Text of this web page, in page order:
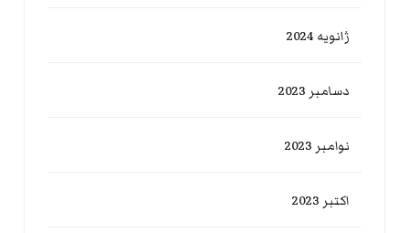
ژانویه 2024
دسامبر 2023
نوامبر 2023
اکتبر 2023